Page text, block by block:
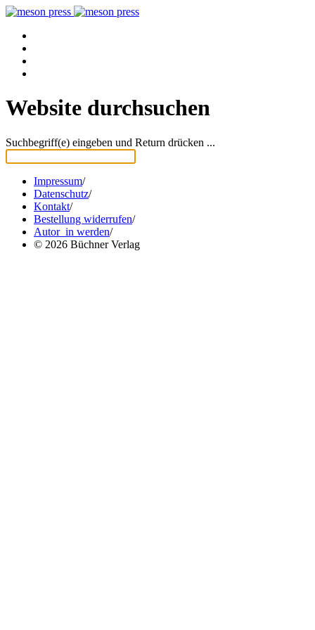
Website durchsuchen
Suchbegriff(e) eingeben und Return drücken ...
Impressum/
Datenschutz/
Kontakt/
Bestellung widerrufen/
Autor_in werden/
© 2026 Büchner Verlag